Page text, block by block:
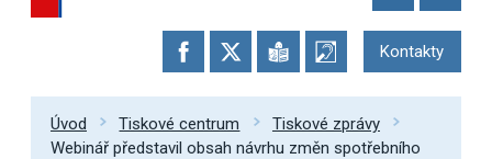
Kontakty
Úvod Tiskové centrum
Tiskové zprávy
Webinář představil obsah návrhu změn spotřebního